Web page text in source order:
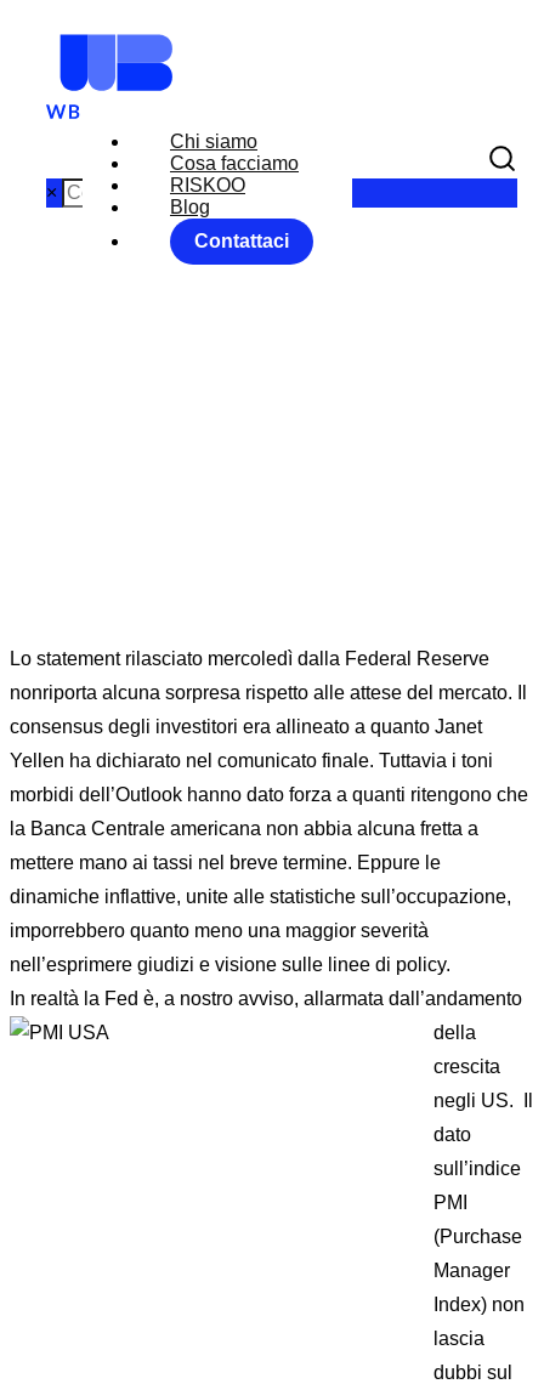
Chi siamo
Cosa facciamo
RISKOO
Blog
Contattaci
×
LA FED TEME
Lo statement rilasciato mercoledì dalla Federal Reserve
nonriporta alcuna sorpresa rispetto alle attese del mercato. Il
consensus degli investitori era allineato a quanto Janet
Yellen ha dichiarato nel comunicato finale. Tuttavia i toni
morbidi dell’Outlook hanno dato forza a quanti ritengono che
la Banca Centrale americana non abbia alcuna fretta a
mettere mano ai tassi nel breve termine. Eppure le
dinamiche inflattive, unite alle statistiche sull’occupazione,
imporrebbero quanto meno una maggior severità
nell’esprimere giudizi e visione sulle linee di policy.
In realtà la Fed è, a nostro avviso, allarmata dall’andamento
della
crescita
negli US. Il
dato
sull’indice
PMI
(Purchase
Manager
Index) non
lascia
dubbi sul